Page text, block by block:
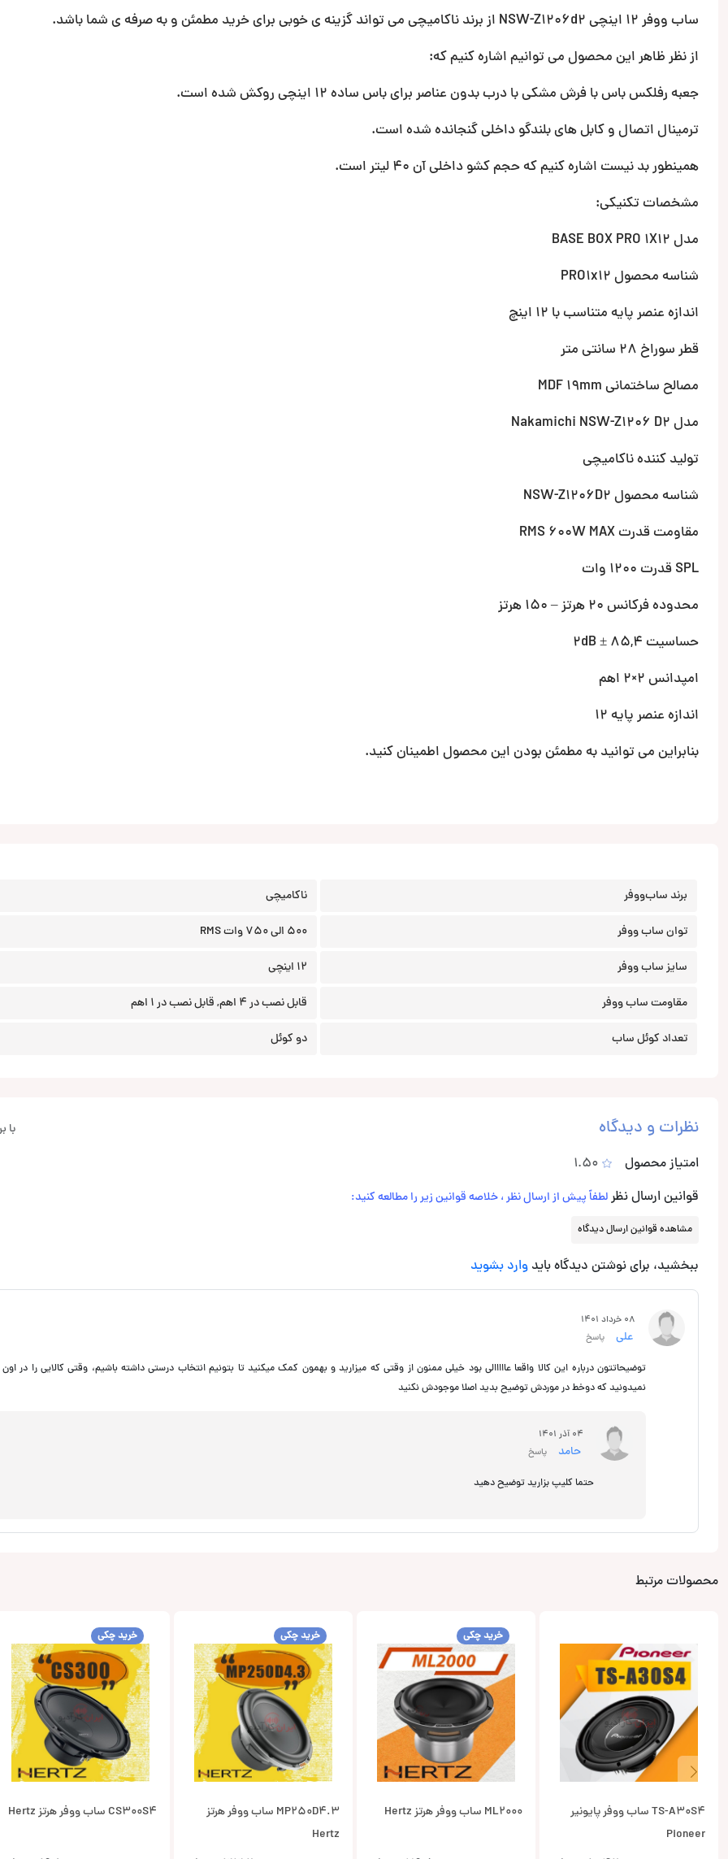
ساب ووفر 12 اینچی NSW-Z1206d2 از برند ناکامیچی می تواند گزینه ی خوبی برای خرید مطمئن و به صرفه ی شما باشد.
از نظر ظاهر این محصول می توانیم اشاره کنیم که:
جعبه رفلکس باس با فرش مشکی با درب بدون عناصر برای باس ساده 12 اینچی روکش شده است.
ترمینال اتصال و کابل های بلندگو داخلی گنجانده شده است.
همینطور بد نیست اشاره کنیم که حجم کشو داخلی آن 40 لیتر است.
مشخصات تکنیکی:
مدل BASE BOX PRO 1X12
شناسه محصول PRO1x12
اندازه عنصر پایه متناسب با 12 اینچ
قطر سوراخ 28 سانتی متر
مصالح ساختمانی MDF 19mm
مدل Nakamichi NSW-Z1206 D2
تولید کننده ناکامیچی
شناسه محصول NSW-Z1206D2
مقاومت قدرت RMS 600W MAX
SPL قدرت 1200 وات
محدوده فرکانس 20 هرتز – 150 هرتز
حساسیت 85,4 ± 2dB
امپدانس 2×2 اهم
اندازه عنصر پایه 12
بنابراین می توانید به مطمئن بودن این محصول اطمینان کنید.
برند ساب‌ووفر ناکامیچی
توان ساب ووفر 500 الی 750 وات RMS
سایز ساب ووفر 12 اینچی
مقاومت ساب ووفر قابل نصب در 4 اهم, قابل نصب در 1 اهم
تعداد کوئل ساب دو کوئل
نظرات و دیدگاه با
امتیاز محصول
1.50
قوانین ارسال نظرلطفاً پیش از ارسال نظر ، خلاصه قوانین زیر را مطالعه کنید:
مشاهده قوانین ارسال دیدگاه
ببخشید، برای نوشتن دیدگاه باید وارد بشوید
08 خرداد 1401
علی پاسخ
توضیحاتتون درباره این کالا واقعا عااااالی بود خیلی ممنون از وقتی که میزارید و بهمون کمک میکنید تا بتونیم انتخاب درستی داشته باشیم، وقتی کالایی را در
نمیدونید که دوخط در موردش توضیح بدید اصلا موجودش نکنید
04 آذر 1401
حامد پاسخ
حتما کلیپ بزارید توضیح دهید
محصولات مرتبط
TS-A30S4 ساب ووفر پایونیر
Pioneer
خرید چکی
ML2000 ساب ووفر هرتز Hertz
خرید چکی
MP250D4.3 ساب ووفر هرتز
Hertz
خرید چکی
CS300S4 ساب ووفر هرتز Hertz